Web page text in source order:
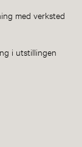
med verksted
i utstillingen